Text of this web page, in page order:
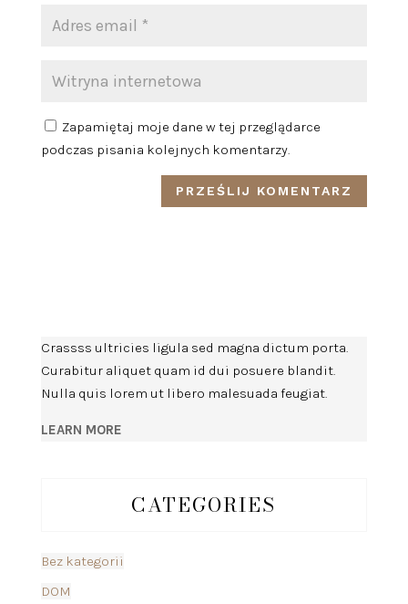
Zapamiętaj moje dane w tej przeglądarce
podczas pisania kolejnych komentarzy.
Crassss ultricies ligula sed magna dictum porta.
Curabitur aliquet quam id dui posuere blandit.
Nulla quis lorem ut libero malesuada feugiat.
LEARN MORE
CATEGORIES
Bez kategorii
DOM